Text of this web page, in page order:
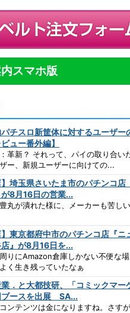
スマホ版
チスロ新筐体に対するユーザー
ビュー番外編】
革新？ それって、パイの取り合い
ー、新規ユーザーに向けての...
】埼玉県さいたま市のパチンコ店
8月16日の営業...
丸が潰れた様に、メーカーも苦しい
】東京都府中市のパチンコ店『ニ
』が8月16日を...
りにAmazon倉庫しかない不便な
く生き残っていたなぁ
．と大都技研、「コミックマー
ブースを出展 SA...
ンテンツは金になりますね。さすが